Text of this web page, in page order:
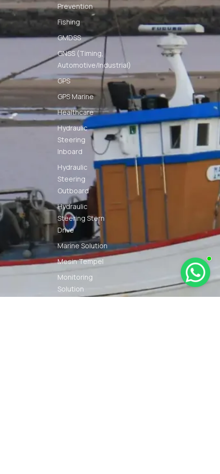
Prevention
Fishing
GMDSS
GNSS (Timing,
Automotive/Industrial)
GPS
GPS Marine
Healthcare
Hydraulic
Steering
Inboard
Hydraulic
Steering
Outboard
Hydraulic
Steering Stern
Drive
Marine Solution
Mesin Tempel
Monitoring
Solution